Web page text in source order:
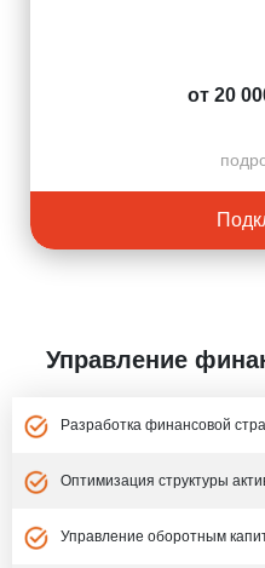
от 20
Управление
Разработка финансовой
Оптимизация структуры
Управление оборотным